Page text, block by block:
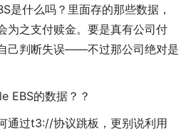
是什么吗？里面存的那些数据，
为之支付赎金。要是真有公司付
己判断失误——不过那公司绝对是
EBS的数据？？
通过t3://协议跳板，更别说利用